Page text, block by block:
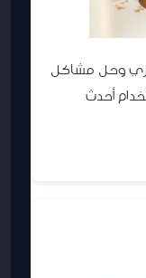
وحل مشاكل
أحدث